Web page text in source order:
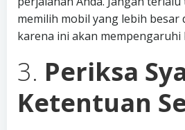
memilih mobil yang lebih besar
karena ini akan mempengaruhi
3. Periksa
Ketentuan